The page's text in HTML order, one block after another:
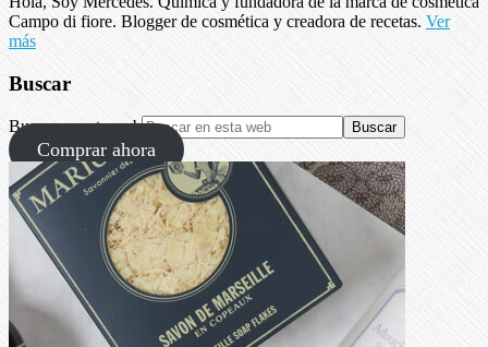
Campo di fiore. Blogger de cosmética y creadora de recetas. Ver
más
Buscar
Buscar en esta web
Comprar ahora